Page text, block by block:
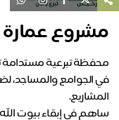
مشروع عمارة
محفظة تبرعية مستدامة
في الجوامع والمساجد،